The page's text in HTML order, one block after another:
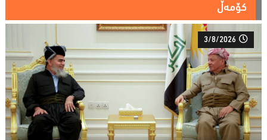
کۆمەڵ
3/8/2026